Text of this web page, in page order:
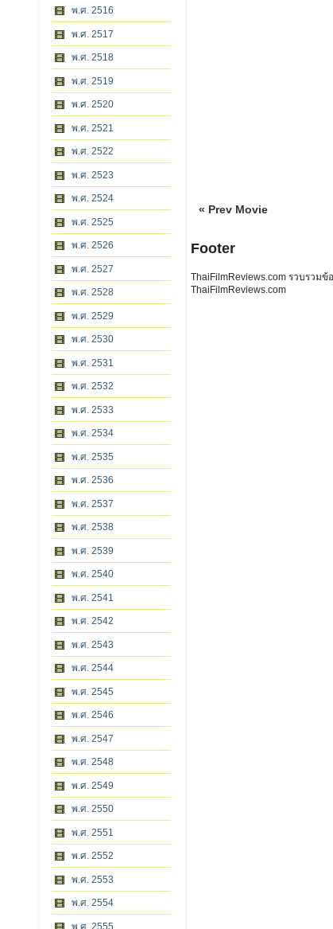
พ.ศ. 2516
พ.ศ. 2517
พ.ศ. 2518
พ.ศ. 2519
พ.ศ. 2520
พ.ศ. 2521
พ.ศ. 2522
พ.ศ. 2523
พ.ศ. 2524
พ.ศ. 2525
พ.ศ. 2526
พ.ศ. 2527
พ.ศ. 2528
พ.ศ. 2529
พ.ศ. 2530
พ.ศ. 2531
พ.ศ. 2532
พ.ศ. 2533
พ.ศ. 2534
พ.ศ. 2535
พ.ศ. 2536
พ.ศ. 2537
พ.ศ. 2538
พ.ศ. 2539
พ.ศ. 2540
พ.ศ. 2541
พ.ศ. 2542
พ.ศ. 2543
พ.ศ. 2544
พ.ศ. 2545
พ.ศ. 2546
พ.ศ. 2547
พ.ศ. 2548
พ.ศ. 2549
พ.ศ. 2550
พ.ศ. 2551
พ.ศ. 2552
พ.ศ. 2553
พ.ศ. 2554
พ.ศ. 2555
« Prev Movie
Footer
ThaiFilmReviews.com รวบรวม
ThaiFilmReviews.com